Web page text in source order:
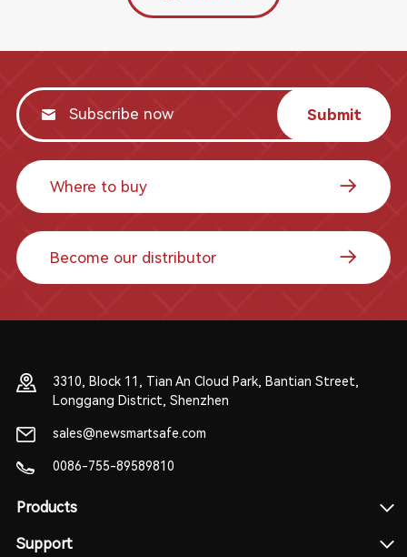
Submit
Where to buy
Become our distributor
3310, Block 11, Tian An Cloud Park, Bantian Street,
Longgang District, Shenzhen
sales@newsmartsafe.com
0086-755-89589810
Products
Support